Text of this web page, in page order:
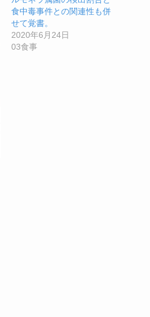
食中毒事件との関連性も併
せて覚書。
2020年6月24日
03食事